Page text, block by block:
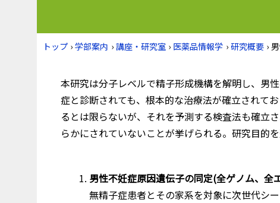
トップ › 学部案内 › 講座・研究室 › 医薬品情報学 › 研究概要 ›
本研究は分子レベルで精子形成機構を解明し、男
症と診断されても、根本的な治療法が確立されて
るとは限らないが、それを予測する検査法も確立
らかにされていないことが挙げられる。研究目的
男性不妊症原因遺伝子の同定(全ゲノム、全
無精子症患者とその家系を対象に次世代シ